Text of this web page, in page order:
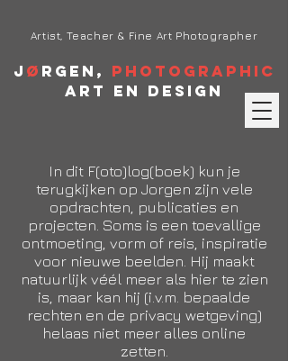
J ø rgen, Photographic
Art en Design
Artist, Teacher & Fine Art Photographer
In dit F(oto)log(boek) kun je
terugkijken op Jorgen zijn vele
opdrachten, publicaties en
projecten. Soms is een toevallige
ontmoeting, vorm of reis, inspiratie
voor nieuwe beelden. Hij maakt
natuurlijk véél meer als hier te zien
is, maar kan hij (i.v.m. bepaalde
rechten en de privacy wetgeving)
helaas niet meer alles online
zetten.